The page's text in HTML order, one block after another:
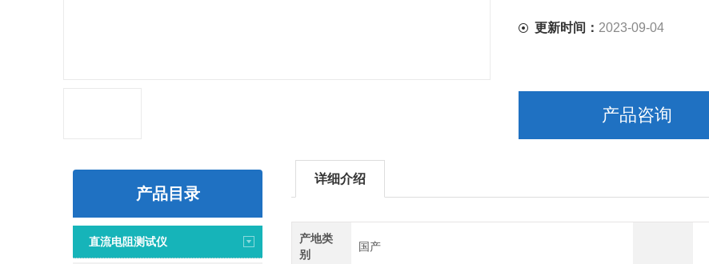
更新时间： 2023-09-04
产品咨询
产品目录
直流电阻测试仪
详细介绍
产地类
别
国产